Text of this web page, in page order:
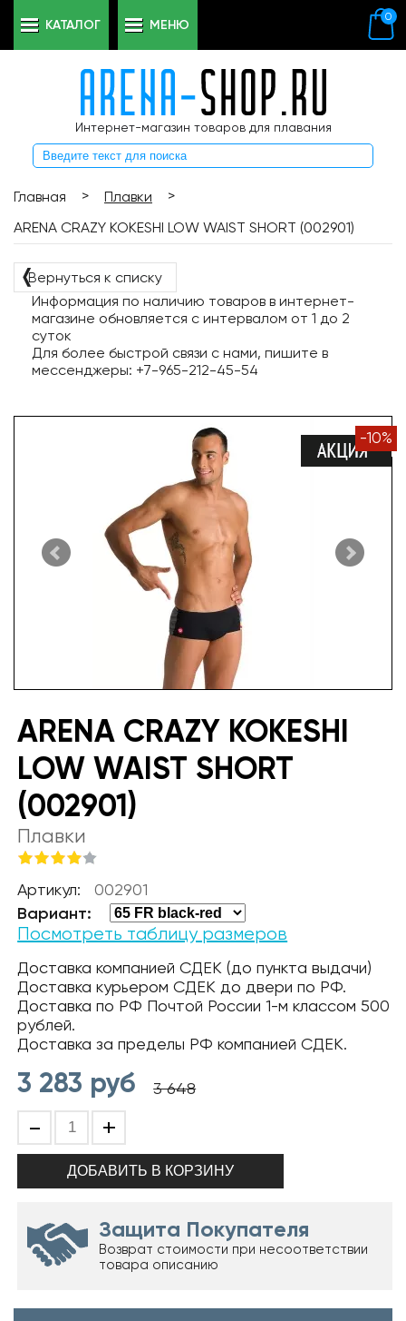
Интернет-магазин товаров для плавания
0
КАТАЛОГ МЕНЮ
Главная > Плавки
>
ARENA CRAZY KOKESHI LOW WAIST SHORT (002901)
❬Вернуться к списку
Информация по наличию товаров в интернет-
магазине обновляется с интервалом от 1 до 2
суток
Для более быстрой связи с нами, пишите в
мессенджеры: +7-965-212-45-54
-10%
ARENA CRAZY KOKESHI
LOW WAIST SHORT
(002901)
Плавки
Артикул: 002901
Вариант:
Посмотреть таблицу размеров
Доставка компанией СДЕК (до пункта выдачи)
Доставка курьером СДЕК до двери по РФ.
Доставка по РФ Почтой России 1-м классом 500
рублей.
Доставка за пределы РФ компанией СДЕК.
3 283 руб 3 648
- +
Защита Покупателя
Возврат стоимости при несоответствии
товара описанию